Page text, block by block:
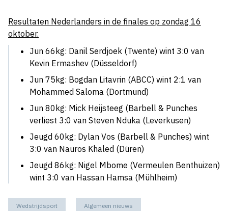
Resultaten Nederlanders in de finales op zondag 16
oktober.
Jun 66kg: Danil Serdjoek (Twente) wint 3:0 van
Kevin Ermashev (Düsseldorf)
Jun 75kg: Bogdan Litavrin (ABCC) wint 2:1 van
Mohammed Saloma (Dortmund)
Jun 80kg: Mick Heijsteeg (Barbell & Punches
verliest 3:0 van Steven Nduka (Leverkusen)
Jeugd 60kg: Dylan Vos (Barbell & Punches) wint
3:0 van Nauros Khaled (Düren)
Jeugd 86kg: Nigel Mbome (Vermeulen Benthuizen)
wint 3:0 van Hassan Hamsa (Mühlheim)
Wedstrijdsport Algemeen nieuws